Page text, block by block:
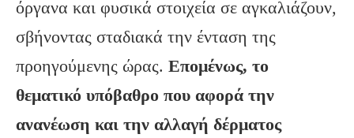
όργανα και φυσικά στοιχεία σε αγκαλιάζουν,
σβήνοντας σταδιακά την ένταση της
προηγούμενης ώρας. Επομένως, το
θεματικό υπόβαθρο που αφορά την
ανανέωση και την αλλαγή δέρματος